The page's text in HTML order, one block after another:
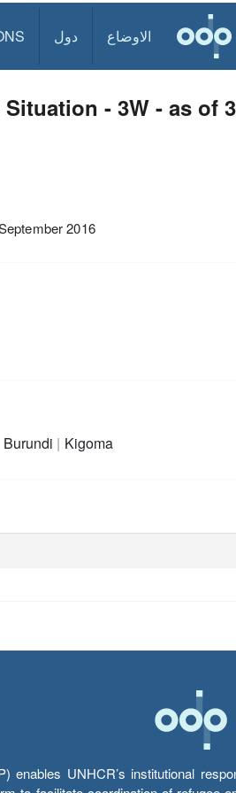
الاوضاع دول
- 3W - as of
2016
Burundi Kigoma
enables UNHCR’s institutional